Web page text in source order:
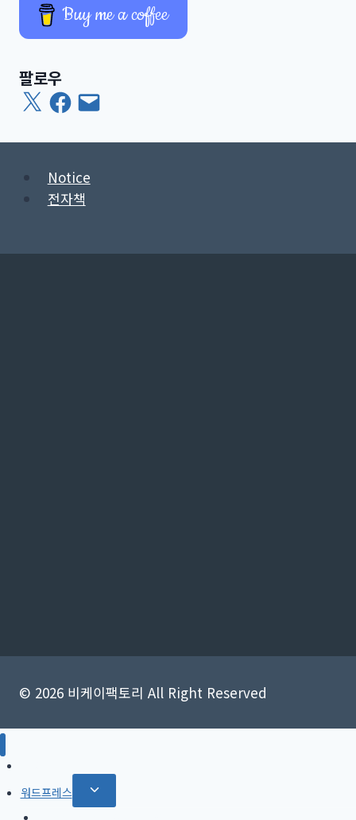
Buy me a coffee
팔로우
X Facebook
이
메
Notice
전자책
© 2026 비케이팩토리 All Right Reserved
워드프레스
Toggle
child